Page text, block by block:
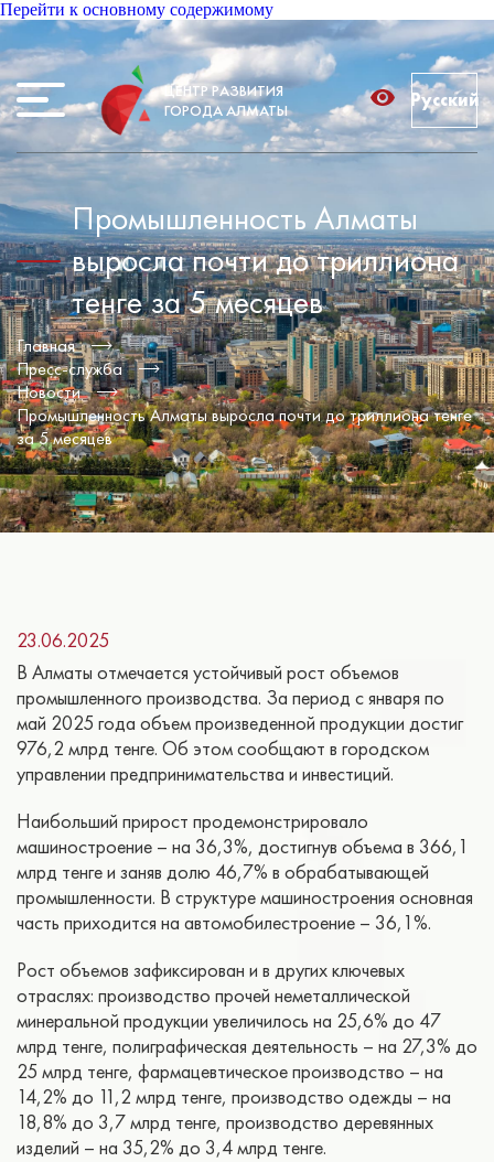
Перейти к основному содержимому
ЦЕНТР РАЗВИТИЯ
ГОРОДА АЛМАТЫ
Русский
Промышленность Алматы
выросла почти до триллиона
тенге за 5 месяцев
Главная
Пресс-служба
Новости
Промышленность Алматы выросла почти до триллиона тенге
за 5 месяцев
23.06.2025
В Алматы отмечается устойчивый рост объемов
промышленного производства. За период с января по
май 2025 года объем произведенной продукции достиг
976,2 млрд тенге. Об этом сообщают в городском
управлении предпринимательства и инвестиций.
Наибольший прирост продемонстрировало
машиностроение – на 36,3%, достигнув объема в 366,1
млрд тенге и заняв долю 46,7% в обрабатывающей
промышленности. В структуре машиностроения основная
часть приходится на автомобилестроение – 36,1%.
Рост объемов зафиксирован и в других ключевых
отраслях: производство прочей неметаллической
минеральной продукции увеличилось на 25,6% до 47
млрд тенге, полиграфическая деятельность – на 27,3% до
25 млрд тенге, фармацевтическое производство – на
14,2% до 11,2 млрд тенге, производство одежды – на
18,8% до 3,7 млрд тенге, производство деревянных
изделий – на 35,2% до 3,4 млрд тенге.